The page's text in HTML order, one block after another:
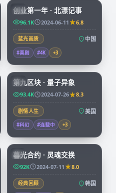
CN
创业第一年 · 北漂记事
96.1K 2024-06-11 6.8
蓝光画质 中国
#喜剧 #4K +3
CN
99:49
第九区块 · 量子异象
93.4K 2024-07-26 8.3
剧情人生 美国
#科幻 #连载中 +3
KR
暮光合约 · 灵魂交换
92K 2024-07-11 8.0
经典回顾 韩国